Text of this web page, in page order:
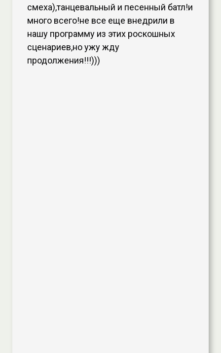
смеха),танцевальный и песенный батл!и
много всего!не все еще внедрили в
нашу программу из этих роскошных
сценариев,но ужу жду
продолжения!!!)))